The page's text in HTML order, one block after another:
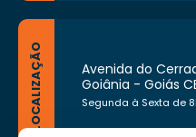
LOCALIZAÇÃO
Avenida do
Goiânia - Goiás
Segunda à Sexta de